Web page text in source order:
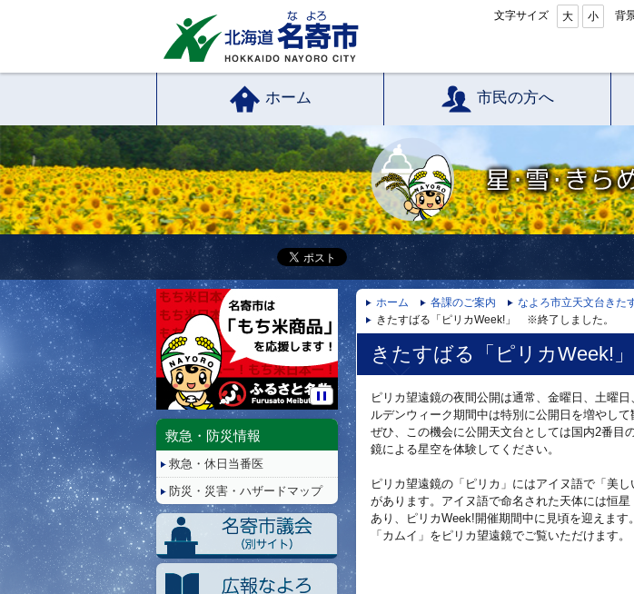
文字サイズ 大 小 背
ホーム 市民の方へ
星・雪・
ホーム 各課のご案内 なよろ市立天文台きた
きたすばる「ピリカWeek!」 ※終了しました。
きたすばる「ピリカWeek!
ピリカ望遠鏡の夜間公開は通常、金曜日、土曜
ルデンウィーク期間中は特別に公開日を増やして
ぜひ、この機会に公開天文台としては国内2番目
鏡による星空を体験してください。
ピリカ望遠鏡の「ピリカ」にはアイヌ語で「美
があります。アイヌ語で命名された天体には恒
あり、ピリカWeek!開催期間中に見頃を迎えます
「カムイ」をピリカ望遠鏡でご覧いただけます。
停
再
救急・防災情報
救急・休日当番医
防災・災害・ハザードマップ